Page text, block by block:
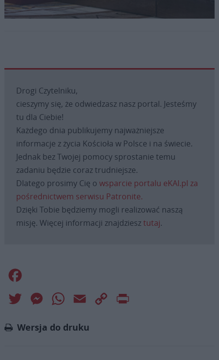
Drogi Czytelniku,
cieszymy się, że odwiedzasz nasz portal. Jesteśmy
tu dla Ciebie!
Każdego dnia publikujemy najważniejsze
informacje z życia Kościoła w Polsce i na świecie.
Jednak bez Twojej pomocy sprostanie temu
zadaniu będzie coraz trudniejsze.
Dlatego prosimy Cię o wsparcie portalu eKAI.pl za
pośrednictwem serwisu Patronite.
Dzięki Tobie będziemy mogli realizować naszą
misję. Więcej informacji znajdziesztutaj.
Twitter MessengerWhatsApp
Email
Copy
Wersja do druku